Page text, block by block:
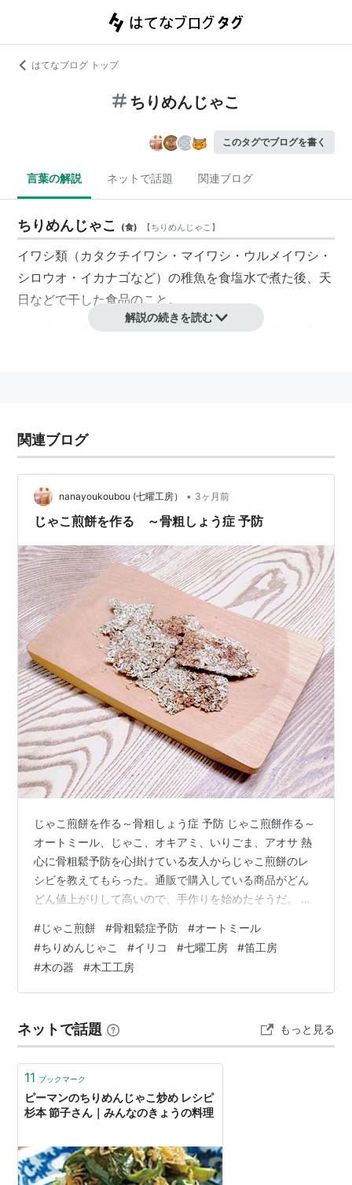
はてなブログ トップ
ちりめんじゃこ
このタグでブログを書く
言葉の解説 ネットで話題 関連ブログ
ちりめんじゃこ (食) 【ちりめんじゃこ 】
イワシ類（カタクチイワシ・マイワシ・ウルメイワシ・
シロウオ・イカナゴなど）の稚魚を食塩水で煮た後、天
日などで干した食品のこと。
ごく小さな魚を平らに広げて干した様子が、細かな皺を
燥させたものを指し、関東ではシラス干しと呼ばれ生乾
きの状態で出荷されていたが、現在ではその区別は曖昧
になってきている。
解説の続きを読む
関連ブログ
nanayoukoubou (七曜工房） • 3ヶ月前
じゃこ煎餅を作る ～骨粗しょう症 予防
じゃこ煎餅を作る～骨粗しょう症 予防 じゃこ煎餅作る～
オートミール、じゃこ、オキアミ、いりごま、アオサ 熱
心に骨粗鬆予防を心掛けている友人からじゃこ煎餅のレ
シビを教えてもらった。通販で購入している商品がどん
どん値上がりして高いので、手作りを始めたそうだ。 私
キーよりいいかもと！ 材料も安くて、すぐに手に入るモ
ノばかりです。 それでも失敗するかもと、干しエビはオ
キアミに、青のりはアオサにと、より安上がりにしまし
た。 オートミールにちりめんじゃこ、オキアミ、アオサ
ビをミルサーにかけるだったのですが…
#じゃこ煎餅 #骨粗鬆症予防 #オートミール
#ちりめんじゃこ #イリコ #七曜工房 #笛工房
#木の器 #木工工房
ネットで話題 もっと見る
11 ブックマーク
ピーマンのちりめんじゃこ炒め レシピ
杉本 節子さん｜みんなのきょうの料理